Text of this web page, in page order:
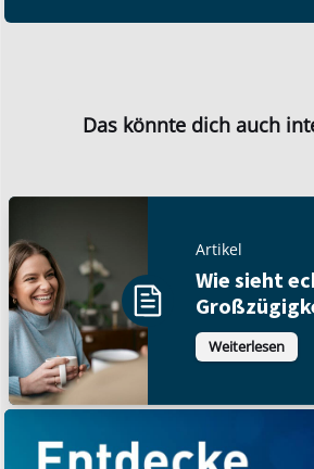
Das könnte dich auch
Artikel
Wie sieht
Weiterlesen